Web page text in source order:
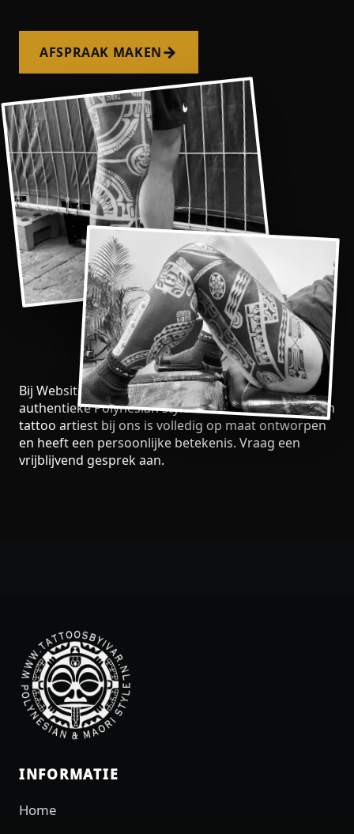
AFSPRAAK MAKEN→
Bij Website ben je aan het juiste adres voor
authentieke Polynesian style tattoos. Elke Polynesian
tattoo artiest bij ons is volledig op maat ontworpen
en heeft een persoonlijke betekenis. Vraag een
vrijblijvend gesprek aan.
INFORMATIE
Home